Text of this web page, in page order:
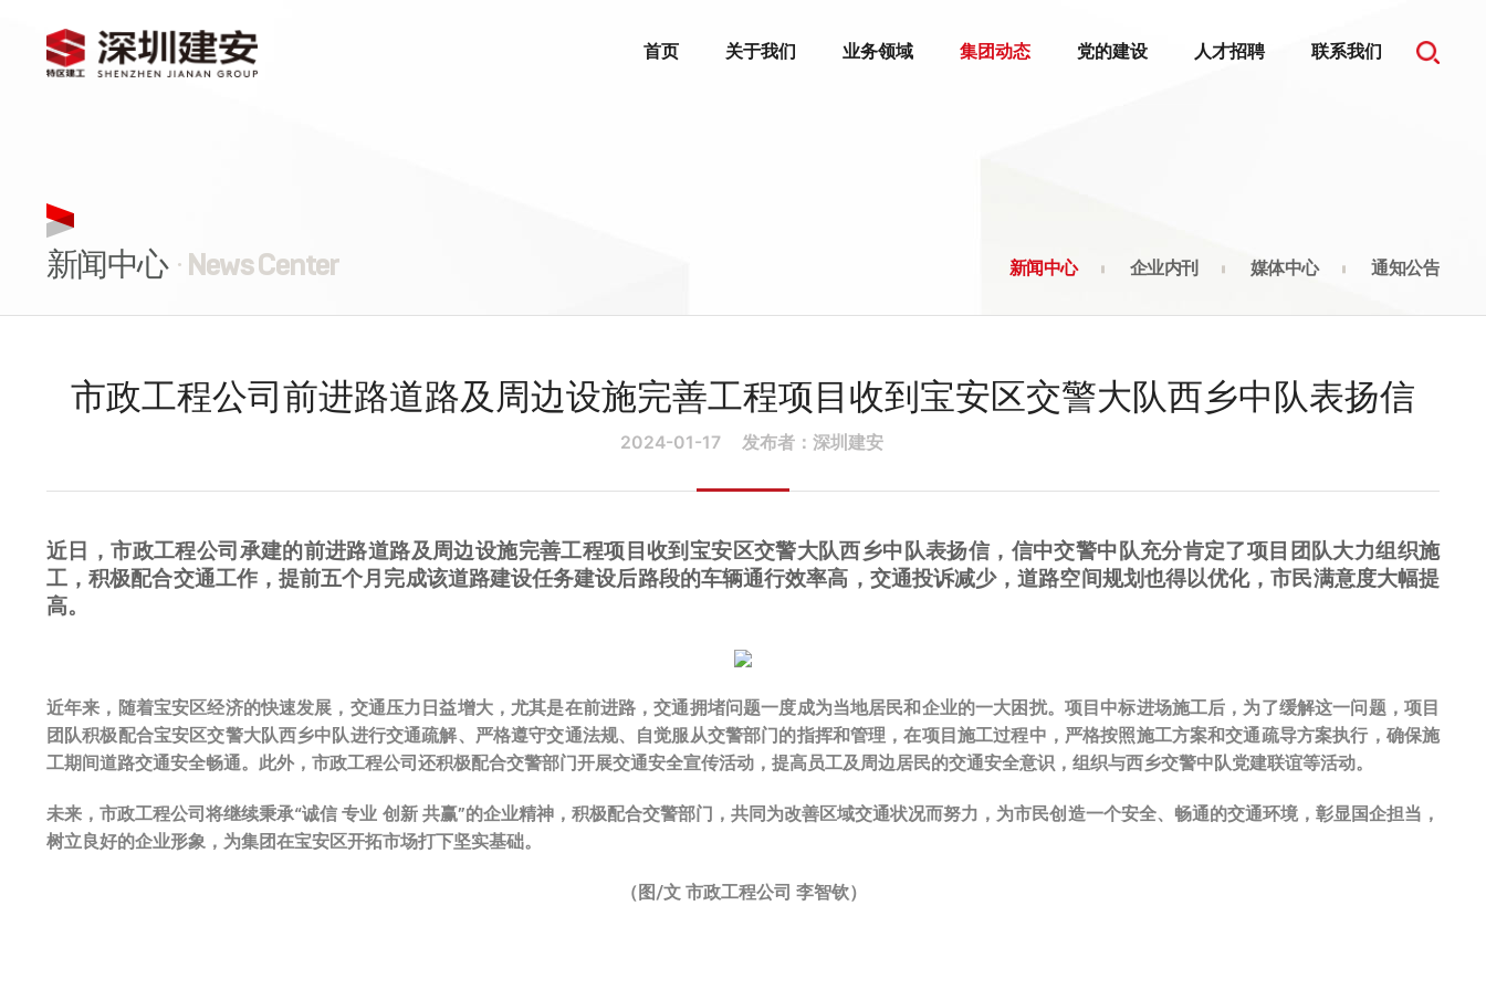
首页 关于我们 业务领域 集团动态 党的建设 人才招聘 联系我们
新闻中心 · News Center 新闻中心 企业内刊 媒体中心 通知公告
市政工程公司前进路道路及周边设施完善工程项目收到宝安区交警大队西乡中队表扬信
2024-01-17 发布者：深圳建安
近日，市政工程公司承建的前进路道路及周边设施完善工程项目收到宝安区交警大队西乡中队表扬信，信中交警中队充分肯定了项目团队大力组织施
工，积极配合交通工作，提前五个月完成该道路建设任务建设后路段的车辆通行效率高，交通投诉减少，道路空间规划也得以优化，市民满意度大幅提
高。
近年来，随着宝安区经济的快速发展，交通压力日益增大，尤其是在前进路，交通拥堵问题一度成为当地居民和企业的一大困扰。项目中标进场施工后，为了缓解这一问题，项目
团队积极配合宝安区交警大队西乡中队进行交通疏解、严格遵守交通法规、自觉服从交警部门的指挥和管理，在项目施工过程中，严格按照施工方案和交通疏导方案执行，确保施
工期间道路交通安全畅通。此外，市政工程公司还积极配合交警部门开展交通安全宣传活动，提高员工及周边居民的交通安全意识，组织与西乡交警中队党建联谊等活动。
未来，市政工程公司将继续秉承“诚信 专业 创新 共赢”的企业精神，积极配合交警部门，共同为改善区域交通状况而努力，为市民创造一个安全、畅通的交通环境，彰显国企担当，
树立良好的企业形象，为集团在宝安区开拓市场打下坚实基础。
（图/文 市政工程公司 李智钦）